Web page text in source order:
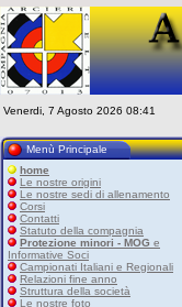
Venerdi, 7 Agosto 2026 08:41
Menù Principale
home
Le nostre origini
Le nostre sedi di allenamento
Corsi
Contatti
Statuto della compagnia
Protezione minori - MOG e
Informative Soci
Campionati Italiani e Regionali
Relazioni fine anno
Struttura della società
Le nostre foto